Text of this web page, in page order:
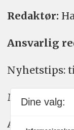
Redaktør:
Ansvarlig
Nyhetstips:
Meninger:
Annonse:
Dine valg: